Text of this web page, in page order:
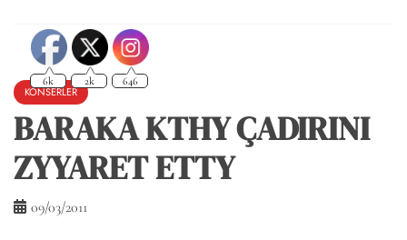
KONSERLER
BARAKA KTHY ÇADIRINI
ZYYARET ETTY
09/03/2011
6k 2k 646